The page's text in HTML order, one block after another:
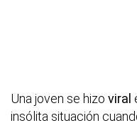
Una joven se hizo viral
insólita situación